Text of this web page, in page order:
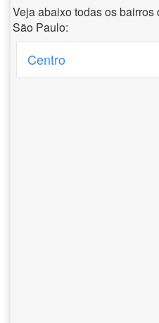
Veja abaixo todas os
São Paulo:
Centro